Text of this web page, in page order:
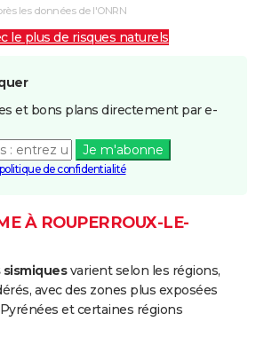
les données de l'ONRN
le plus de risques naturels
et bons plans directement par e-
Je m'abonne
de confidentialité
À ROUPERROUX-LE-
sismiquesvarient selon les régions,
avec des zones plus exposées
et certaines régions